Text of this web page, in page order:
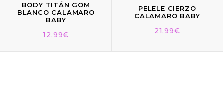
BODY TITÁN GOM
BLANCO CALAMARO
BABY
12,99€
PELELE CIERZO
CALAMARO BABY
21,99€